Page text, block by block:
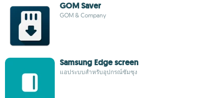
GOM Saver
GOM & Company
Samsung Edge screen
แอประบบสำหรับอุปกรณ์ซัมซุง